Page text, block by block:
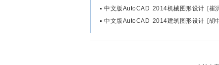
中文版AutoCAD 2014机械图形设计 [崔
中文版AutoCAD 2014建筑图形设计 [胡